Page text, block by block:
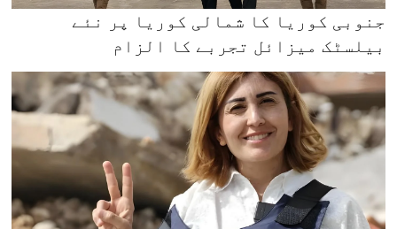
جنوبی کوریا کا شمالی کوریا پر نئے
بیلسٹک میزائل تجربے کا الزام